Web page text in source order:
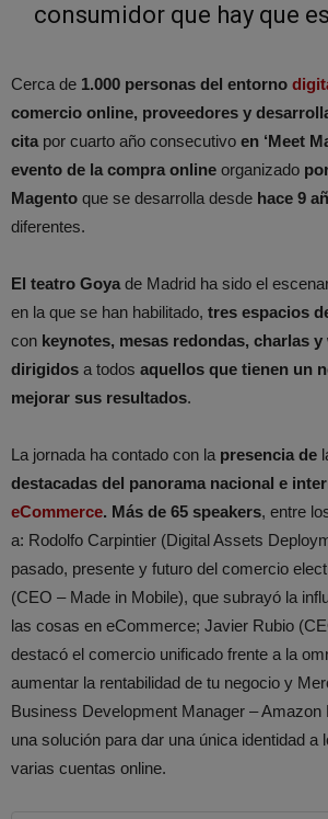
consumidor que hay que
Cerca de 1.000 personas del entorno
comercio online, proveedores y
cita por cuarto año consecutivo en ‘Meet
evento de la compra online organizado
Magento que se desarrolla desde hace 9
diferentes.
El teatro Goya de Madrid ha sido el
en la que se han habilitado, tres espacios
con keynotes, mesas redondas, charlas
dirigidos a todos aquellos que tienen un
mejorar sus resultados.
La jornada ha contado con la presencia de
destacadas del panorama nacional e
eCommerce. Más de 65 speakers, entre
a: Rodolfo Carpintier (Digital Assets
pasado, presente y futuro del comercio
(CEO – Made in Mobile), que subrayó la
las cosas en eCommerce; Javier Rubio
destacó el comercio unificado frente a la
aumentar la rentabilidad de tu negocio y
Business Development Manager – Amazon
una solución para dar una única identidad a
varias cuentas online.